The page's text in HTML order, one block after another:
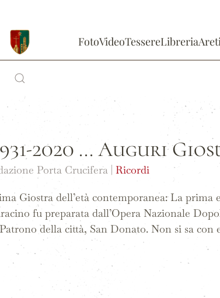
FotoVideoTessereLibreria
2020 ... Auguri
Porta Crucifera |Ricordi
Giostra dell’età contemporanea: La prima
fu preparata dall’Opera Nazionale
della città, San Donato. Non si sa con